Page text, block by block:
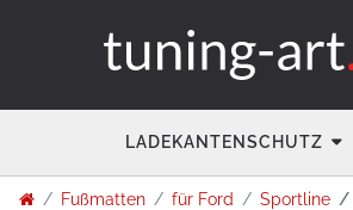
LADEKANTENSCHUTZ
Fußmatten für Ford Sportline